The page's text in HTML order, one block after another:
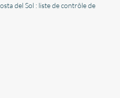
del Sol : liste de contrôle de